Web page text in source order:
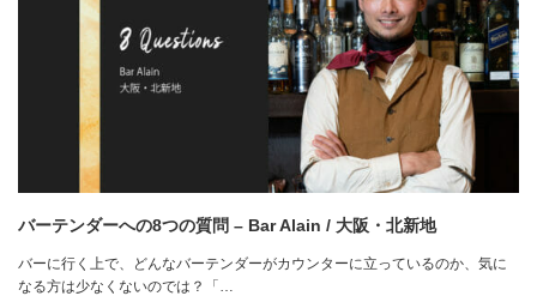
バーテンダーへの8つの質問 – Bar Alain / 大阪・北新地
バーに行く上で、どんなバーテンダーがカウンターに立っているのか、気に
なる方は少なくないのでは？「…